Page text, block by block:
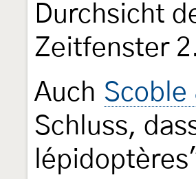
Durchsicht
Zeitfenster
Auch Scoble
Schluss,